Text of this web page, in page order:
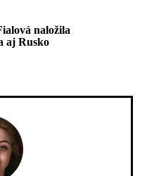
naložila
aj Rusko